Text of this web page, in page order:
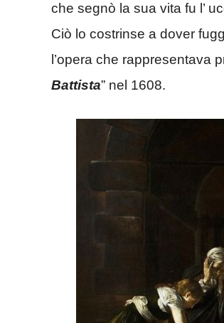
che segnò la sua vita fu l’
Ciò lo costrinse a dover
l’opera che rappresentava
Battista” nel 1608.